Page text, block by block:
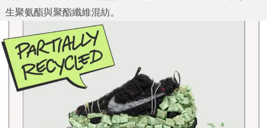
生聚氨酯與聚酯纖維混紡。